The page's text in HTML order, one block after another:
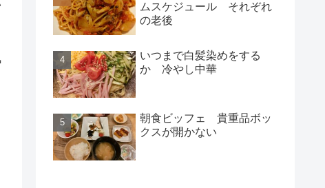
ムスケジュール それぞれ
の老後
いつまで白髪染めをする
か 冷やし中華
朝食ビッフェ 貴重品ボッ
クスが開かない